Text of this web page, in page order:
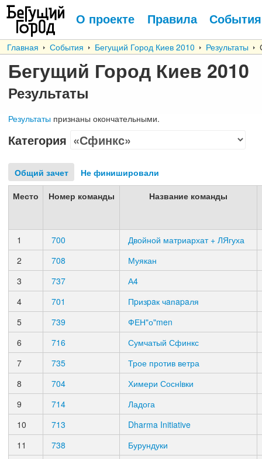
О проекте Правила События
Главная События Бегущий Город Киев 2010 Результаты
Бегущий Город Киев 2010
Результаты
Результаты признаны окончательными.
Категория
Общий зачет Не финишировали
Место Номер команды Название команды
1 700
Двойной матриархат + ЛЯгуха
2
708
Муякан
3
737
А4
4
701
Пpизpaк чaпapaля
5
739
ФЕН"о"men
6
716
Сумчатый Сфинкс
7
735
Трое против ветра
8
704
Химери Соснiвки
9
714
Ладога
10
713
Dharma Initiative
11
738
Бурундуки